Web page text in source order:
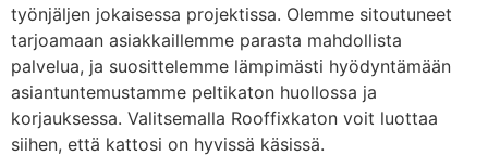
työnjäljen jokaisessa projektissa. Olemme sitoutuneet
tarjoamaan asiakkaillemme parasta mahdollista
palvelua, ja suosittelemme lämpimästi hyödyntämään
asiantuntemustamme peltikaton huollossa ja
korjauksessa. Valitsemalla Rooffixkaton voit luottaa
siihen, että kattosi on hyvissä käsissä.